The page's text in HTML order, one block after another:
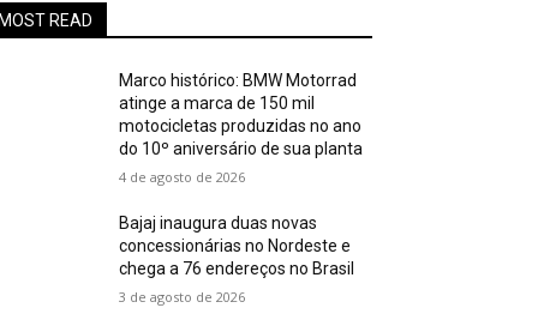
READ
Marco histórico: BMW Motorrad
atinge a marca de 150 mil
motocicletas produzidas no ano
do 10º aniversário de sua planta
4 de agosto de 2026
Bajaj inaugura duas novas
concessionárias no Nordeste e
chega a 76 endereços no Brasil
3 de agosto de 2026